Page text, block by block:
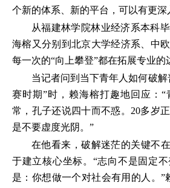
个新的体系、新的平台，可以有更深
从福建林学院林业经济系本科
海榕又分别到北京大学经济系、中
每一次的“向上攀登”都在拓展专业的
当记者问到当下青年人如何破
赛时期”时，赖海榕打趣地回应：
常，孔子还说四十而不惑。20多岁
是不要虚度光阴。”
在他看来，破解迷茫的关键不
于建立核心坐标。“志向不是固定
是：你想做一个对社会有用的人。”